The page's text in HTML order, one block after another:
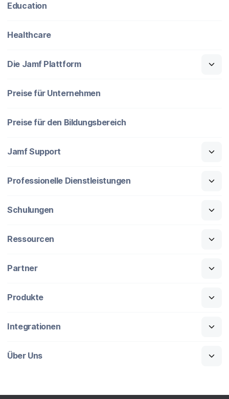
Education
Healthcare
Die Jamf Plattform
Preise für Unternehmen
Preise für den Bildungsbereich
Jamf Support
Professionelle Dienstleistungen
Schulungen
Ressourcen
Partner
Produkte
Integrationen
Über Uns